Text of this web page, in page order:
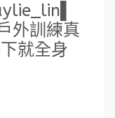
外訓練真
就全身